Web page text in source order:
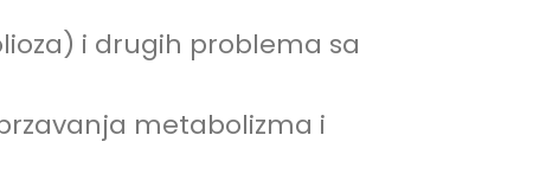
i drugih problema sa
metabolizma i